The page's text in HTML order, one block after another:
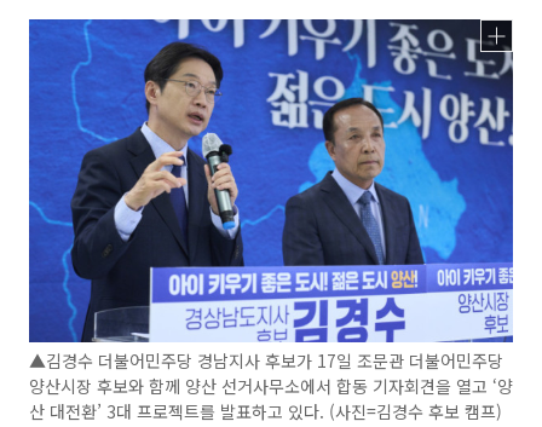
▲김경수 더불어민주당 경남지사 후보가 17일 조문관 더불어민주당
양산시장 후보와 함께 양산 선거사무소에서 합동 기자회견을 열고 ‘양
산 대전환’ 3대 프로젝트를 발표하고 있다. (사진=김경수 후보 캠프)